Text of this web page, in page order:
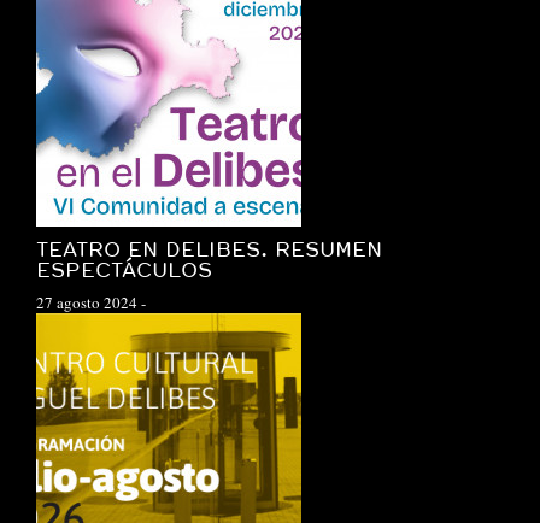
TEATRO EN DELIBES. RESUMEN
ESPECTÁCULOS
27 agosto 2024-